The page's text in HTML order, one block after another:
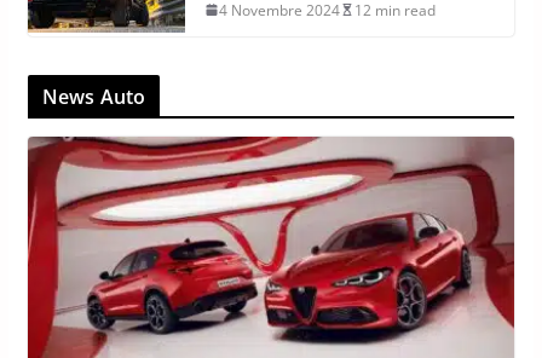
4 Novembre 2024 12 min read
News Auto